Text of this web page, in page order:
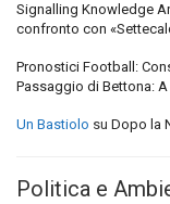
Signalling Knowledge
confronto con
Pronostici Football:
Passaggio di Bettona:
Un Bastiolo su Dopo la
Politica e